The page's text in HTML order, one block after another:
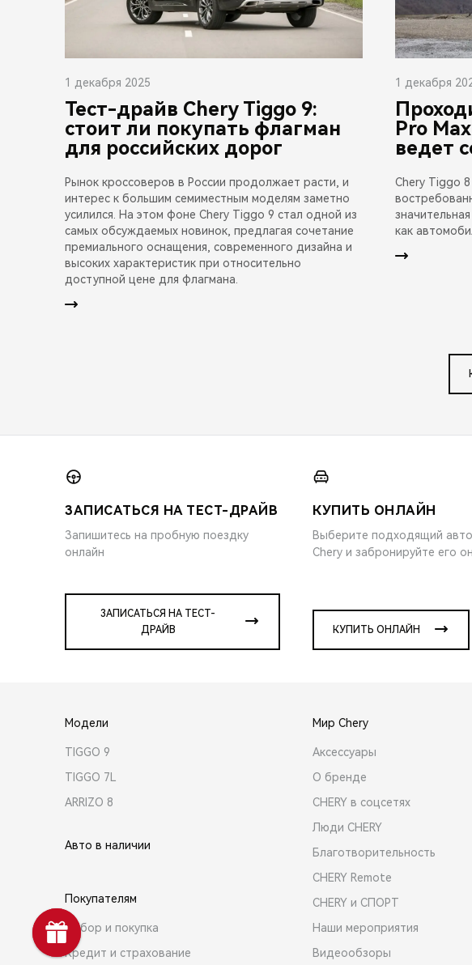
1 декабря 2025
Тест-драйв Chery Tiggo 9:
стоит ли покупать флагман
для российских дорог
Рынок кроссоверов в России продолжает расти, и
интерес к большим семиместным моделям заметно
усилился. На этом фоне Chery Tiggo 9 стал одной из
самых обсуждаемых новинок, предлагая сочетание
премиального оснащения, современного дизайна и
высоких характеристик при относительно
доступной цене для флагмана.
1 декабря
Pro
ведет
Chery Tiggo
как
ЗАПИСАТЬСЯ НА ТЕСТ-ДРАЙВ
Запишитесь на пробную поездку
онлайн
ЗАПИСАТЬСЯ НА ТЕСТ-
ДРАЙВ
КУПИТЬ ОНЛАЙН
Выберите подходящий
Chery и забронируйте его
КУПИТЬ ОНЛАЙН
Модели
TIGGO 9
TIGGO 7L
ARRIZO 8
Авто в наличии
Покупателям
Выбор и покупка
Кредит и страхование
Мир Chery
Аксессуары
О бренде
CHERY в соцсетях
Люди CHERY
Благотворительность
CHERY Remote
CHERY и СПОРТ
Наши мероприятия
Видеообзоры